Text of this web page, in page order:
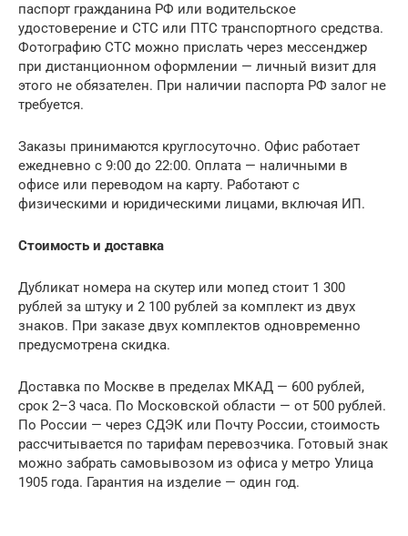
паспорт гражданина РФ или водительское
удостоверение и СТС или ПТС транспортного средства.
Фотографию СТС можно прислать через мессенджер
при дистанционном оформлении — личный визит для
этого не обязателен. При наличии паспорта РФ залог не
требуется.
Заказы принимаются круглосуточно. Офис работает
ежедневно с 9:00 до 22:00. Оплата — наличными в
офисе или переводом на карту. Работают с
физическими и юридическими лицами, включая ИП.
Стоимость и доставка
Дубликат номера на скутер или мопед стоит 1 300
рублей за штуку и 2 100 рублей за комплект из двух
знаков. При заказе двух комплектов одновременно
предусмотрена скидка.
Доставка по Москве в пределах МКАД — 600 рублей,
срок 2–3 часа. По Московской области — от 500 рублей.
По России — через СДЭК или Почту России, стоимость
рассчитывается по тарифам перевозчика. Готовый знак
можно забрать самовывозом из офиса у метро Улица
1905 года. Гарантия на изделие — один год.